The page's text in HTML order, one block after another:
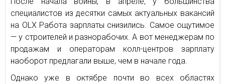
специалистов из десятки самых актуальных вакансий
на OLX Работа зарплаты снизились. Самое ощутимое
— у строителей и разнорабочих. А вот менеджерам по
продажам и операторам колл-центров зарплату
наоборот предлагали выше, чем в начале года.
Однако уже в октябре почти во всех областях